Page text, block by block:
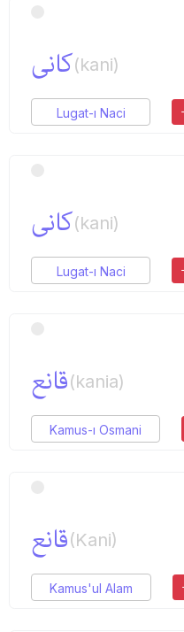
كانی(kani)
Lugat-ı Naci
كانی(kani)
Lugat-ı Naci
قانع(kania)
Kamus-ı Osmani
قانع(Kani)
Kamus'ul Alam